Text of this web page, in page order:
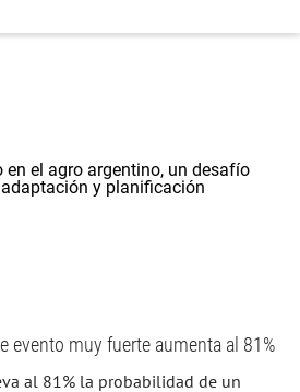
evento muy fuerte aumenta al 81%
al 81% la probabilidad de un